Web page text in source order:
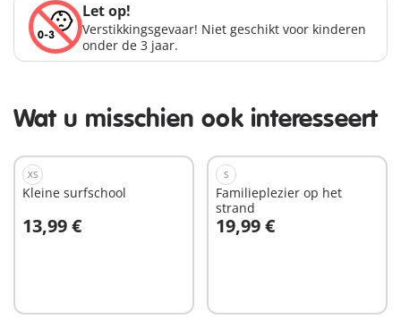
Let op!
Verstikkingsgevaar! Niet geschikt voor kinderen
onder de 3 jaar.
Wat u misschien ook interesseert
XS
Kleine surfschool
13,99 €
In winkelwagen
S
Familieplezier op het
strand
19,99 €
In winkelwagen